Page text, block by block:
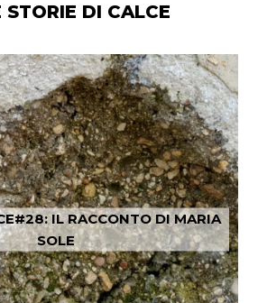
STORIE DI CALCE
IL RACCONTO DI MARIA
SOLE